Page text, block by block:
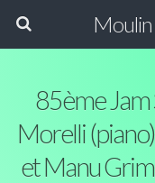
85ème Jam
Morelli
et Manu